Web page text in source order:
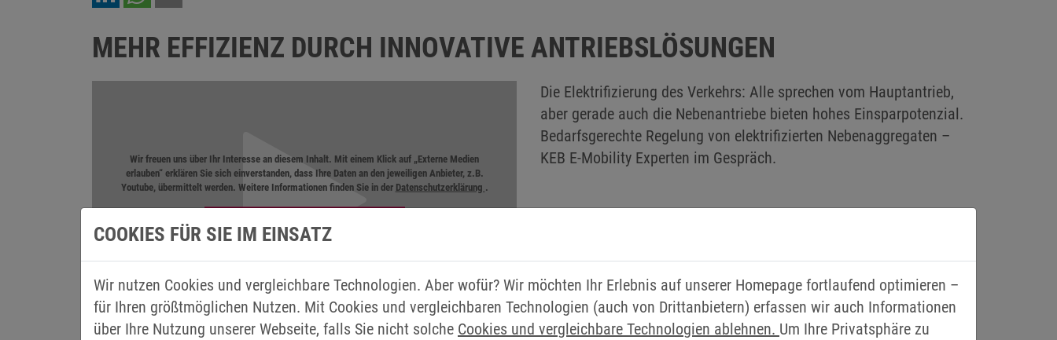
MEHR EFFIZIENZ DURCH INNOVATIVE ANTRIEBSLÖSUNGEN
Wir freuen uns über Ihr Interesse an diesem Inhalt. Mit einem Klick auf „Externe Medien
erlauben“ erklären Sie sich einverstanden, dass Ihre Daten an den jeweiligen Anbieter, z.B.
Youtube, übermittelt werden. Weitere Informationen finden Sie in der Datenschutzerklärung .
Die Elektrifizierung des Verkehrs: Alle sprechen vom Hauptantrieb,
aber gerade auch die Nebenantriebe bieten hohes Einsparpotenzial.
Bedarfsgerechte Regelung von elektrifizierten Nebenaggregaten –
KEB E-Mobility Experten im Gespräch.
COOKIES FÜR SIE IM EINSATZ
Wir nutzen Cookies und vergleichbare Technologien. Aber wofür? Wir möchten Ihr Erlebnis auf unserer Homepage fortlaufend optimieren –
für Ihren größtmöglichen Nutzen. Mit Cookies und vergleichbaren Technologien (auch von Drittanbietern) erfassen wir auch Informationen
über Ihre Nutzung unserer Webseite, falls Sie nicht solche Cookies und vergleichbare Technologien ablehnen. Um Ihre Privatsphäre zu